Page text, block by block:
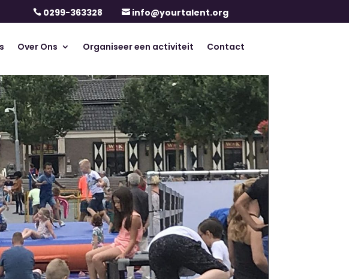
 0299-363328  info@yourtalent.org
Over Ons Organiseer een activiteit
Contact